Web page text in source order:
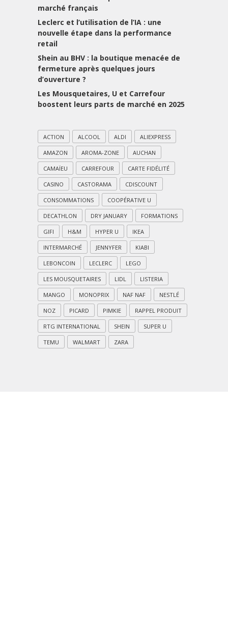
marché français
Leclerc et l’utilisation de l’IA : une
nouvelle étape dans la performance
retail
Shein au BHV : la boutique menacée de
fermeture après quelques jours
d’ouverture ?
Les Mousquetaires, U et Carrefour
boostent leurs parts de marché en 2025
ACTION ALCOOL ALDI ALIEXPRESS
AMAZON AROMA-ZONE AUCHAN
CAMAÏEU CARREFOUR CARTE FIDÉLITÉ
CASINO CASTORAMA CDISCOUNT
CONSOMMATIONS COOPÉRATIVE U
DECATHLON DRY JANUARY FORMATIONS
GIFI H&M HYPER U IKEA
INTERMARCHÉ JENNYFER KIABI
LEBONCOIN LECLERC LEGO
LES MOUSQUETAIRES LIDL LISTERIA
MANGO MONOPRIX NAF NAF NESTLÉ
NOZ PICARD PIMKIE RAPPEL PRODUIT
RTG INTERNATIONAL SHEIN SUPER U
TEMU WALMART ZARA